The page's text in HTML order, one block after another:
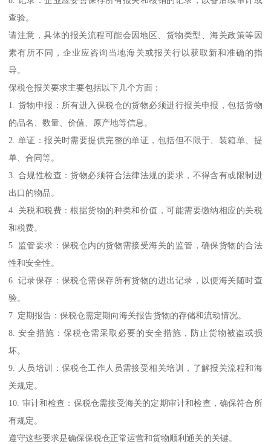
查验。
请注意，具体的报关流程可能会因地区、货物类型、海关政策等因
素有所不同，企业应咨询当地海关或报关行以获取新和准确的指
导。
保税仓报关要求主要包括以下几个方面：
1. 货物申报：所有进入保税仓的货物必须进行报关申报，包括货物
的品名、数量、价值、原产地等信息。
2. 单证：报关时需要提供完整的单证，包括但不限于、装箱单、提
单、合同等。
3. 合规性检查：货物必须符合法律法规的要求，不得含有或限制进
出口的物品。
4. 关税和税费：根据货物的种类和价值，可能需要缴纳相应的关税
和税费。
5. 监管要求：保税仓内的货物需接受海关的监管，确保货物的合法
性和安全性。
6. 记录保存：保税仓需保存所有货物的进出记录，以便海关随时查
验。
7. 定期报告：保税仓需定期向海关报告货物的存储和流动情况。
8. 安全措施：保税仓需采取必要的安全措施，防止货物被盗或损
坏。
9. 人员培训：保税仓工作人员需接受相关培训，了解报关流程和海
关规定。
10. 审计和检查：保税仓需接受海关的定期审计和检查，确保符合所
有规定。
遵守这些要求是确保保税仓正常运营和货物顺利通关的关键。